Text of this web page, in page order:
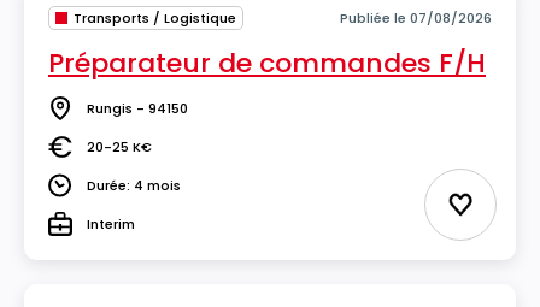
Transports / Logistique Publiée le 07/08/2026
Préparateur de commandes F/H
Lieu Rungis - 94150
Salaire20-25 K€
DuréeDurée: 4 mois
TypeInterim Ajouter